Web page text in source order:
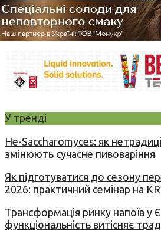
У тренді
Не-Saccharomyces: як
змінюють сучасне пивоваріння
Як підготуватися до сезону
2026: практичний семінар на
Трансформація ринку напоїв у
функціональність витісняє